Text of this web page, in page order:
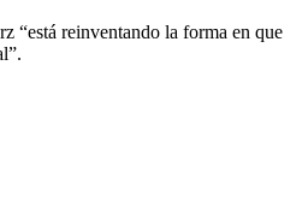
“está reinventando la forma en que